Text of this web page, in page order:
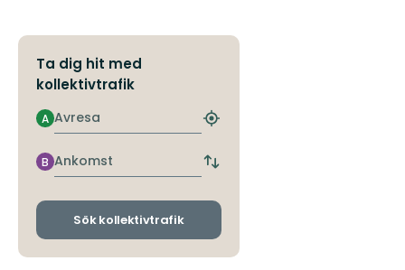
Ta dig hit med
kollektivtrafik
Avresa
A
Hitta
hållplats
Ankomst
B
Byt
och
Sök kollektivtrafik